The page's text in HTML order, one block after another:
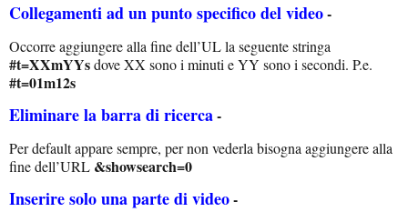
Collegamenti ad un punto specifico del video-
Occorre aggiungere alla fine dell’UL la seguente stringa
#t=XXmYYsdove XX sono i minuti e YY sono i secondi. P.e.
#t=01m12s
Eliminare la barra di ricerca-
Per default appare sempre, per non vederla bisogna aggiungere alla
fine dell’URL &showsearch=0
Inserire solo una parte di video-